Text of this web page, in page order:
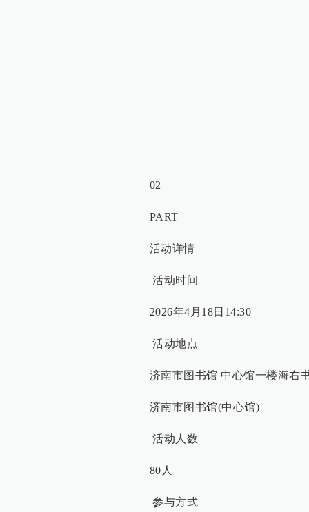
02
PART
活动详情
活动时间
2026年4月18日14:30
活动地点
济南市图书馆 中心馆一楼海右
济南市图书馆(中心馆)
活动人数
80人
参与方式